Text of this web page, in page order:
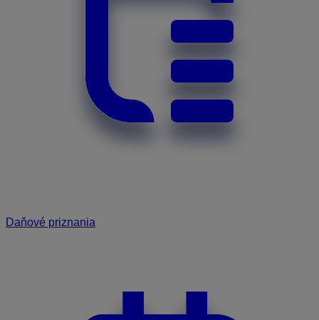
Daňové priznania